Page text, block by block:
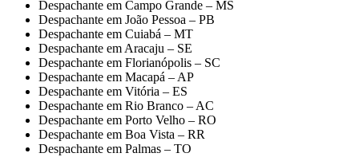
Despachante em Campo Grande – MS
Despachante em João Pessoa – PB
Despachante em Cuiabá – MT
Despachante em Aracaju – SE
Despachante em Florianópolis – SC
Despachante em Macapá – AP
Despachante em Vitória – ES
Despachante em Rio Branco – AC
Despachante em Porto Velho – RO
Despachante em Boa Vista – RR
Despachante em Palmas – TO